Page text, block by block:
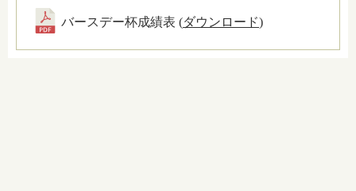
バースデー杯成績表 (ダウンロード)